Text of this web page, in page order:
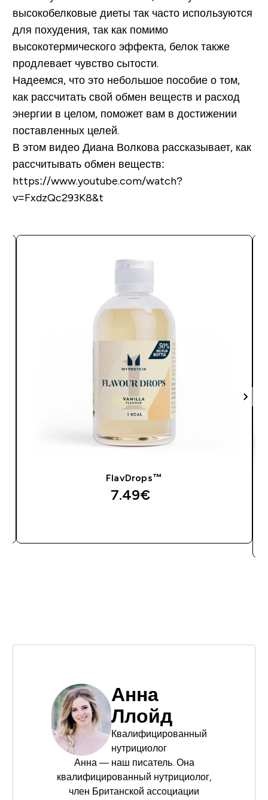
высокобелковые диеты так часто используются
для похудения, так как помимо
высокотермического эффекта, белок также
продлевает чувство сытости.
Надеемся, что это небольшое пособие о том,
как рассчитать свой обмен веществ и расход
энергии в целом, поможет вам в достижении
поставленных целей.
В этом видео Диана Волкова рассказывает, как
рассчитывать обмен веществ:
https://www.youtube.com/watch?
v=FxdzQc293K8&t
FlavDrops™
7.49€‎
Анна
Ллойд
Квалифицированный
нутрициолог
Анна — наш писатель. Она
квалифицированный нутрициолог,
член Британской ассоциации